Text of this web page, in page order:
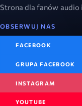
Strona dla fanów audio
OBSERWUJ NAS
FACEBOOK
GRUPA FACEBOOK
INSTAGRAM
YOUTUBE